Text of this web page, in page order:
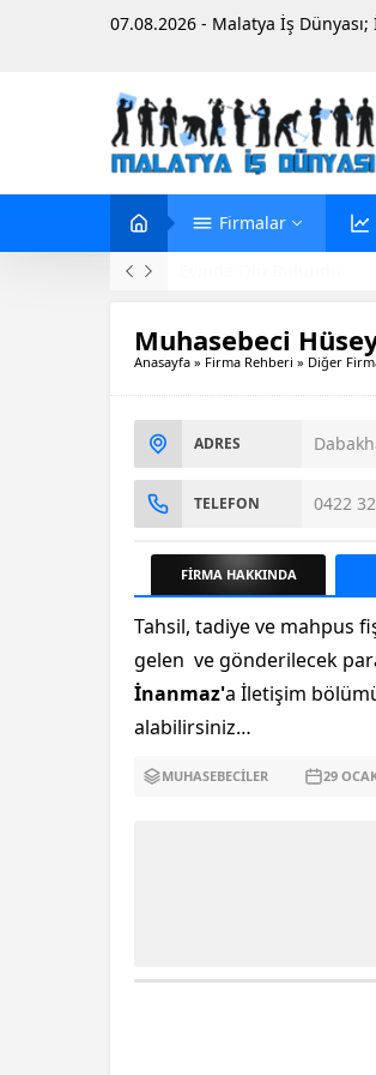
07.08.2026 - Malatya İş
Firmalar
Muhasebeci
Anasayfa » Firma Rehberi » Diğer
ADRES
TELEFON 0422
FİRMA HAKKINDA
Tahsil, tadiye ve mahpus
gelen ve gönderilecek
İnanmaz'a İletişim
alabilirsiniz…
MUHASEBECILER 29